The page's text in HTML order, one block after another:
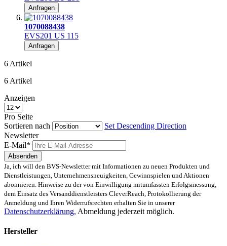
Anfragen
1070088438
EVS201 US 115
Anfragen
6 Artikel
6 Artikel
Anzeigen
Pro Seite
Sortieren nach
Set Descending Direction
Newsletter
E-Mail*
Absenden
Ja, ich will den BVS-Newsletter mit Informationen zu neuen Produkten und
Dienstleistungen, Unternehmensneuigkeiten, Gewinnspielen und Aktionen
abonnieren. Hinweise zu der von Einwilligung mitumfassten Erfolgsmessung,
dem Einsatz des Versanddienstleisters CleverReach, Protokollierung der
Anmeldung und Ihren Widerrufsrechten erhalten Sie in unserer
Datenschutzerklärung. Abmeldung jederzeit möglich.
Hersteller